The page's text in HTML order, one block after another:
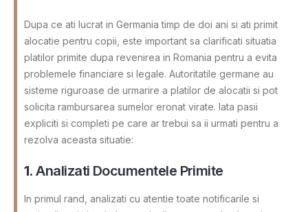
Dupa ce ati lucrat in Germania timp de doi ani si ati primit
alocatie pentru copii, este important sa clarificati situatia
platilor primite dupa revenirea in Romania pentru a evita
problemele financiare si legale. Autoritatile germane au
sisteme riguroase de urmarire a platilor de alocatii si pot
solicita rambursarea sumelor eronat virate. Iata pasii
expliciti si completi pe care ar trebui sa ii urmati pentru a
rezolva aceasta situatie:
1.Analizati Documentele Primite
In primul rand, analizati cu atentie toate notificarile si